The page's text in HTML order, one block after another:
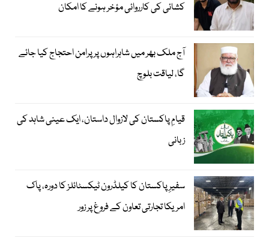
کشائی کی کارروائی مؤخر ہونے کا امکان
آج ملک بھر میں شاہراہوں پر پرامن احتجاج کیا جائے
گا، لیاقت بلوچ
قیامِ پاکستان کی لازوال داستان، ایک عینی شاہد کی
زبانی
سفیرِ پاکستان کا کیلڈرون ٹیکسٹائلز کا دورہ، پاک
امریکا تجارتی تعاون کے فروغ پر زور